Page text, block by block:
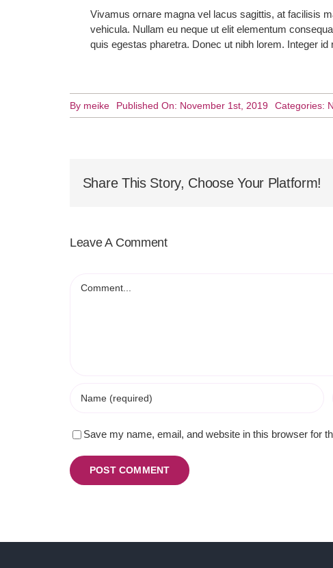
Vivamus ornare magna vel lacus sagittis, at facilisis
vehicula. Nullam eu neque ut elit elementum
quis egestas pharetra. Donec ut nibh lorem. Integer
By meike Published On: November 1st, 2019 Categories:
Share This Story, Choose Your Platform!
Leave A Comment
Save my name, email, and website in this browser for